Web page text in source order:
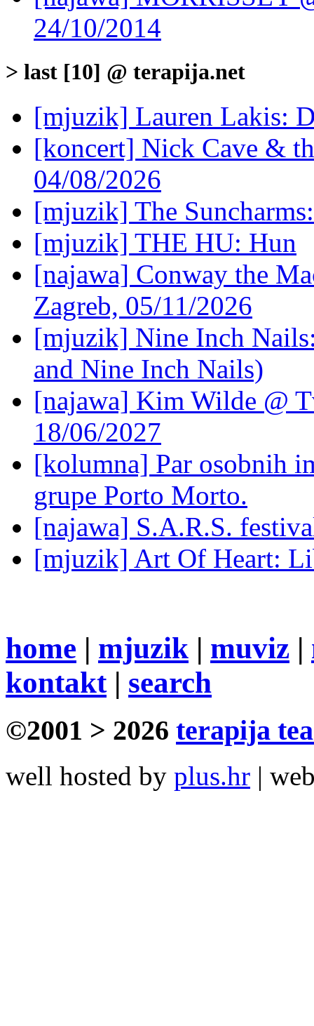
24/10/2014
> last [10] @ terapija.net
[mjuzik] Lauren Lakis:
[koncert] Nick Cave &
04/08/2026
[mjuzik] The
[mjuzik] THE HU: Hun
[najawa] Conway the
Zagreb, 05/11/2026
[mjuzik] Nine Inch
and Nine Inch Nails)
[najawa] Kim Wilde @
18/06/2027
[kolumna] Par osobnih
grupe Porto Morto.
[najawa] S.A.R.S.
[mjuzik] Art Of Heart:
home | mjuzik | muviz |
kontakt| search
©2001 > 2026 terapija
well hosted by plus.hr |